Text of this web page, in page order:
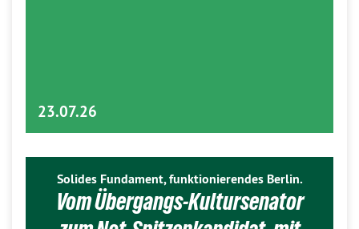
23.07.26
Solides Fundament, funktionierendes Berlin.
Vom Übergangs-Kultursenator